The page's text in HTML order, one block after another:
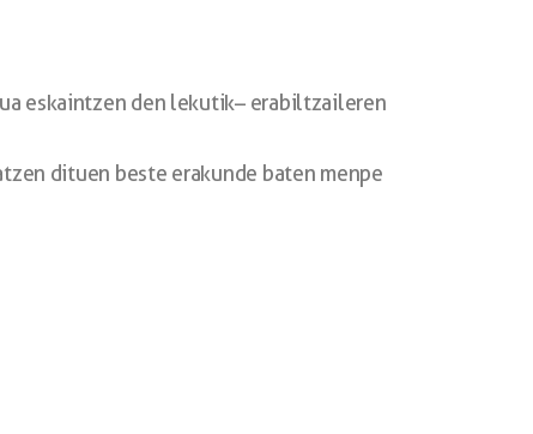
eskaintzen den lekutik– erabiltzaileren
dituen beste erakunde baten menpe